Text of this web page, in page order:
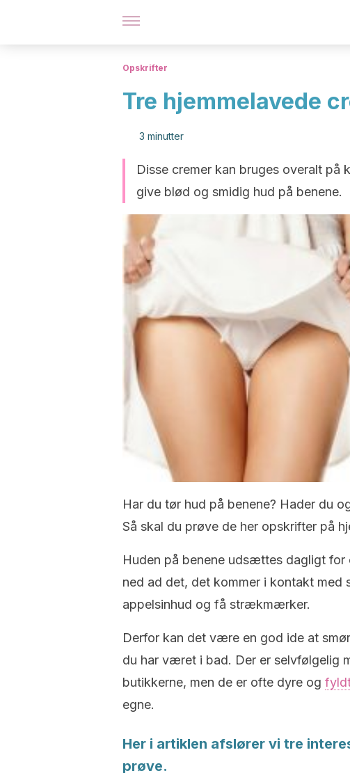
Opskrifter
Tre hjemmelavede
3 minutter
Disse cremer kan bruges overalt
give blød og smidig hud på benene.
Har du tør hud på benene? Hader du
Så skal du prøve de her opskrifter på
Huden på benene udsættes dagligt for
ned ad det, det kommer i kontakt
appelsinhud og få strækmærker.
Derfor kan det være en god ide at
du har været i bad. Der er selvfølgelig
butikkerne, men de er ofte dyre og
egne.
Her i artiklen afslører vi tre
prøve.